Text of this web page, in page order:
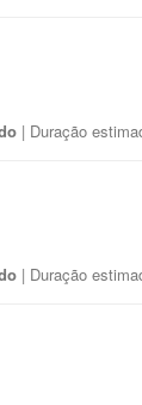
| Duração
| Duração